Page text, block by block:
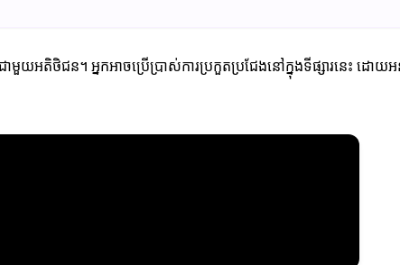
ថិជន។ អ្នកអាចប្រើប្រាស់ការប្រកួតប្រជែងនៅក្នុងទីផ្សារនេះ ដោយអនុ